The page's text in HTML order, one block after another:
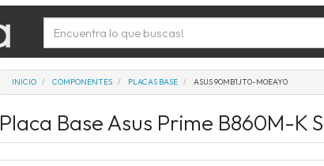
INICIO COMPONENTES PLACAS BASE ASUS 90MB1JT0-M0EAY0
Placa Base Asus Prime B860M-K